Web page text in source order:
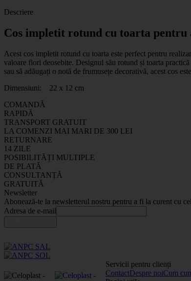
Descriere
Cos impletit rotund cu toarta pentru
Acest cos impletit rotund cu toarta este perfect pentru
valoare flori deosebite. Designul său rotund și toarta
sau să adăugați o notă de frumusețe decorativă, acest cos
Dimensiuni: 22 x 12 cm
COMANDĂ
RAPIDĂ
TRANSPORT GRATUIT
LA COMENZI MAI MARI DE 300 LEI
RETURNARE
14 ZILE
POSIBILITĂȚI MULTIPLE
DE PLATĂ
CONSULTANȚĂ
GRATUITĂ
Newsletter
Abonează-te la newsletterul nostru pentru a fi la curent cu
Adresa de e-mail
Servicii pentru clienți
ContactDespre noiCum